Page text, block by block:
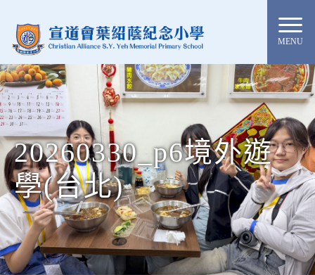
MENU
20260330_p6境外遊
學(台北)